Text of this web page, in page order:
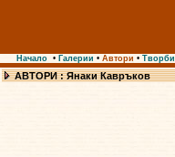
Начало • Галерии • Автори • Творби
АВТОРИ : Янаки Кавръков